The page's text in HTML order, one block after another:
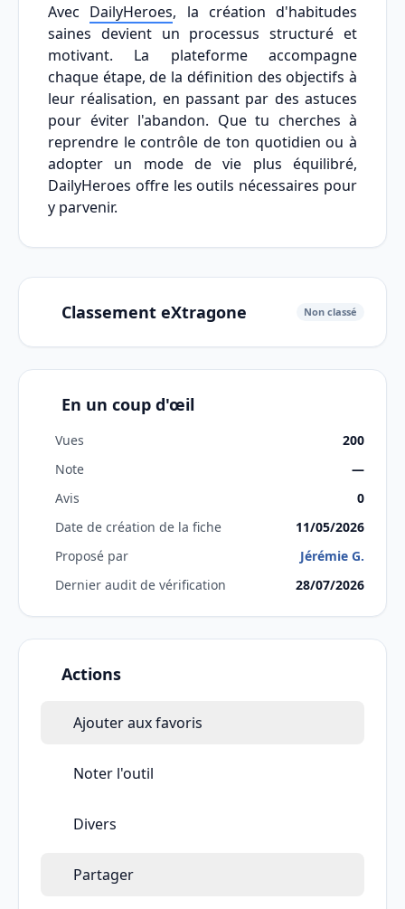
Avec DailyHeroes, la création d'habitudes
saines devient un processus structuré et
motivant. La plateforme accompagne
chaque étape, de la définition des objectifs à
leur réalisation, en passant par des astuces
pour éviter l'abandon. Que tu cherches à
reprendre le contrôle de ton quotidien ou à
adopter un mode de vie plus équilibré,
DailyHeroes offre les outils nécessaires pour
y parvenir.
Classement eXtragone Non classé
En un coup d'œil
Vues
200
Note
—
Avis
0
Date de création de la fiche
11/05/2026
Proposé par
Jérémie G.
Dernier audit de vérification
28/07/2026
Actions
Ajouter aux favoris
Noter l'outil
Divers
Partager